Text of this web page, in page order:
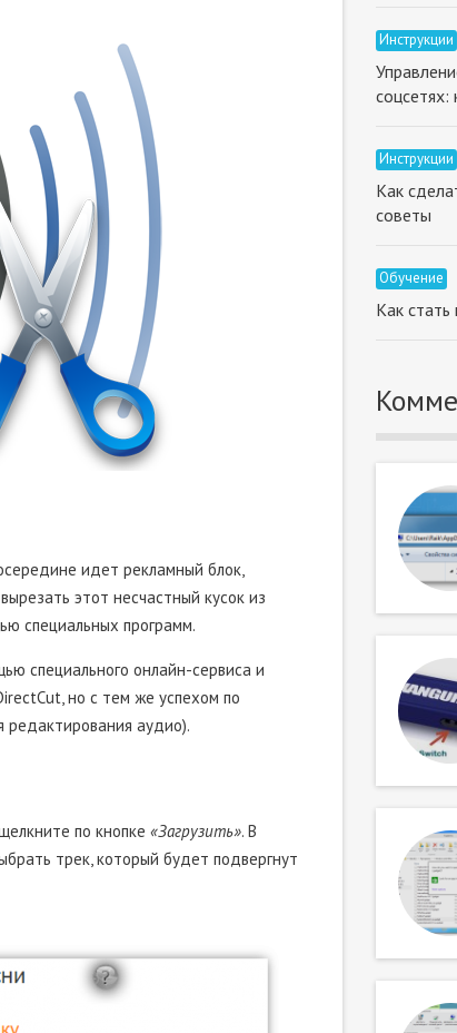
идет рекламный блок,
этот несчастный кусок из
специальных программ.
специального онлайн-сервиса и
но с тем же успехом по
редактирования аудио).
по кнопке «Загрузить». В
трек, который будет подвергнут
Инструкции
соцсетях:
Инструкции
Как
советы
Обучение
Как